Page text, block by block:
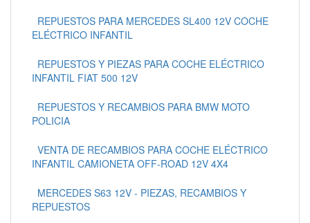
REPUESTOS PARA MERCEDES SL400 12V COCHE
ELÉCTRICO INFANTIL
REPUESTOS Y PIEZAS PARA COCHE ELÉCTRICO
INFANTIL FIAT 500 12V
REPUESTOS Y RECAMBIOS PARA BMW MOTO
POLICIA
VENTA DE RECAMBIOS PARA COCHE ELÉCTRICO
INFANTIL CAMIONETA OFF-ROAD 12V 4X4
MERCEDES S63 12V - PIEZAS, RECAMBIOS Y
REPUESTOS